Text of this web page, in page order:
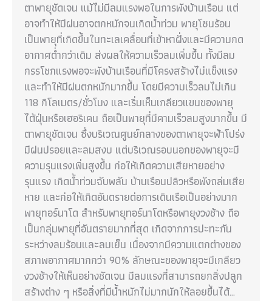
ตาพายุชัดเจน แม้ไม่มีลมแรงพอในการพังบ้านเรือน แต่
อาจทำให้มีฝนอาจตกหนักจนเกิดน้ำท่วม พายุโซนร้อน
เป็นพายุที่เกิดขึ้นในทะเลเคลื่อนที่เข้าหาฝั่งและมีความกด
อากาศต่ำกว่าเดิม ส่งผลให้ความเร็วลมเพิ่มขึ้น ทั้งมีลม
กรรโชกแรงพอจะพังบ้านเรือนที่มีโครงสร้างไม่แข็งแรง
และทำให้มีฝนตกหนักมากขึ้น โดยมีความเร็วลมไม่เกิน
118 กิโลเมตร/ชั่วโมง และเริ่มเห็นเกลียวแขนของพายุ
ไต้ฝุ่นหรือเฮอริเคน ถือเป็นพายุที่มีคามเร็วลมสูงมากขึ้น มี
ตาพายุชัดเจน ซึ่งบริเวณศูนย์กลางของตาพายุจะฟ้าโปร่ง
มีฝนปรอยและลมสงบ แต่บริเวณรอบนอกของพายุจะมี
ความรุนแรงเพิ่มสูงขึ้น ก่อให้เกิดความเสียหายอย่าง
รุนแรง เกิดน้ำท่วมฉับพลัน บ้านเรือนปลิวหรือพังถล่มเสีย
หาย และก่อให้เกิดอันตรายต่อการเดินเรือเป็นอย่างมาก
พายุทอร์นาโด สำหรับพายุทอร์นาโดหรือพายุงวงช้าง ถือ
เป็นกลุ่มพายุที่อันตรายมากที่สุด เกิดจากการปะทะกัน
ระหว่างลมร้อนและลมเย็น เนื่องจากมีความแตกต่างของ
สภาพอากาศมากกว่า 90% ลักษณะของพายุจะมีเกลียว
งวงช้างให้เห็นอย่างชัดเจน มีลมแรงที่สามารถยกสิ่งปลูก
สร้างต่าง ๆ หรือสิ่งที่มีน้ำหนักไม่มากนักให้ลอยขึ้นได้…